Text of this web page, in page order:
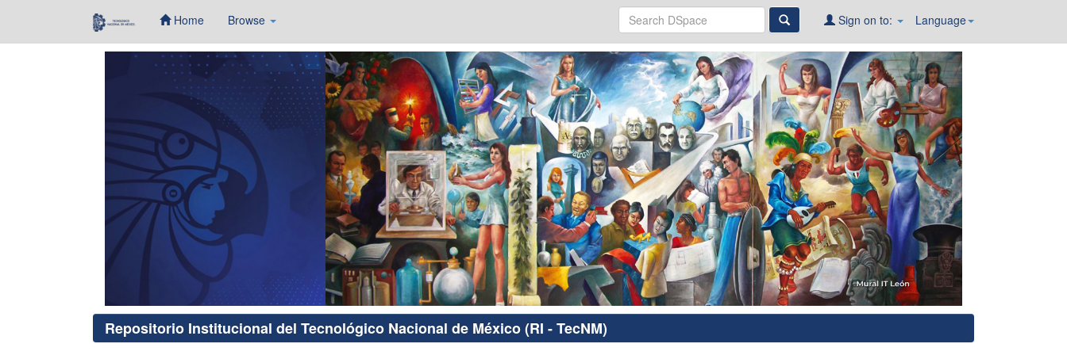
Home Browse Language
Sign on to:
Repositorio Institucional del Tecnológico Nacional de México (RI - TecNM)